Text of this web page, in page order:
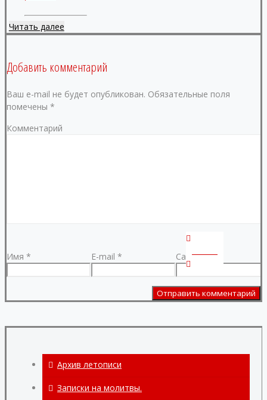
Читать далее
Добавить комментарий
Ваш e-mail не будет опубликован. Обязательные поля
помечены *
Комментарий
Имя * E-mail * Сайт
Архив летописи
Записки на молитвы.